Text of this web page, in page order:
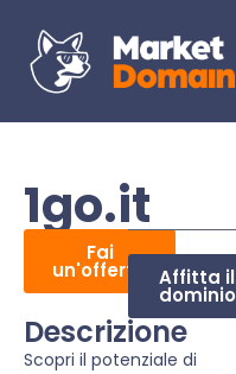
1go.it
Fai
un'offerta Affitta il
dominio
Descrizione
Scopri il potenziale di